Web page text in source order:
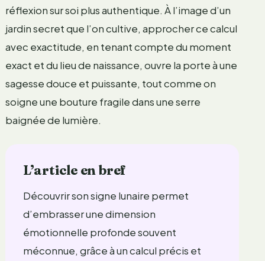
réflexion sur soi plus authentique. À l’image d’un
jardin secret que l’on cultive, approcher ce calcul
avec exactitude, en tenant compte du moment
exact et du lieu de naissance, ouvre la porte à une
sagesse douce et puissante, tout comme on
soigne une bouture fragile dans une serre
baignée de lumière.
L’article en bref
Découvrir son signe lunaire permet
d’embrasser une dimension
émotionnelle profonde souvent
méconnue, grâce à un calcul précis et